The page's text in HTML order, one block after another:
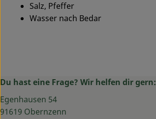
Salz, Pfeffer
Wasser nach Bedar
Du hast eine Frage? Wir helfen dir gern:
Egenhausen 54
91619 Obernzenn